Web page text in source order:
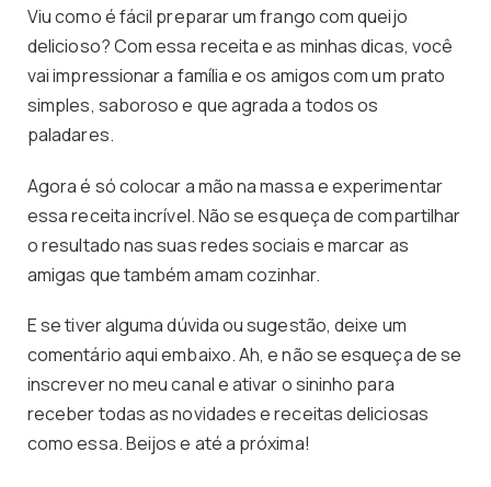
Viu como é fácil preparar um frango com queijo
delicioso? Com essa receita e as minhas dicas, você
vai impressionar a família e os amigos com um prato
simples, saboroso e que agrada a todos os
paladares.
Agora é só colocar a mão na massa e experimentar
essa receita incrível. Não se esqueça de compartilhar
o resultado nas suas redes sociais e marcar as
amigas que também amam cozinhar.
E se tiver alguma dúvida ou sugestão, deixe um
comentário aqui embaixo. Ah, e não se esqueça de se
inscrever no meu canal e ativar o sininho para
receber todas as novidades e receitas deliciosas
como essa. Beijos e até a próxima!